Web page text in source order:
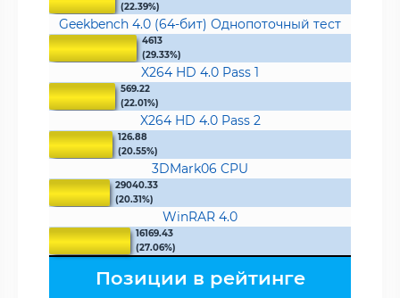
(22.39%)
Geekbench 4.0 (64-бит) Однопоточный тест
4613
(29.33%)
X264 HD 4.0 Pass 1
569.22
(22.01%)
X264 HD 4.0 Pass 2
126.88
(20.55%)
3DMark06 CPU
29040.33
(20.31%)
WinRAR 4.0
16169.43
(27.06%)
Позиции в рейтинге